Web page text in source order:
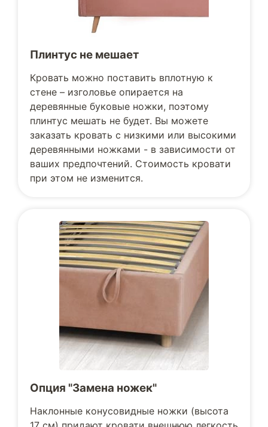
Плинтус не мешает
Кровать можно поставить вплотную к
стене – изголовье опирается на
деревянные буковые ножки, поэтому
плинтус мешать не будет. Вы можете
заказать кровать с низкими или высокими
деревянными ножками - в зависимости от
ваших предпочтений. Стоимость кровати
при этом не изменится.
Опция "Замена ножек"
Наклонные конусовидные ножки (высота